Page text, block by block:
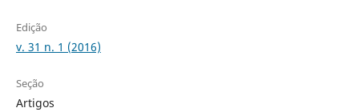
Edição
v. 31 n. 1 (2016)
Seção
Artigos